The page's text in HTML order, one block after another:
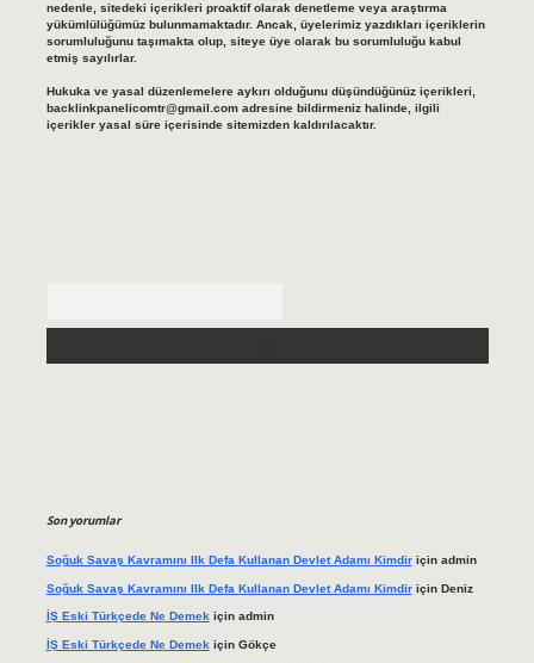
nedenle, sitedeki içerikleri proaktif olarak denetleme veya araştırma
yükümlülüğümüz bulunmamaktadır. Ancak, üyelerimiz yazdıkları içeriklerin
sorumluluğunu taşımakta olup, siteye üye olarak bu sorumluluğu kabul
etmiş sayılırlar.
Hukuka ve yasal düzenlemelere aykırı olduğunu düşündüğünüz içerikleri,
backlinkpanelicomtr@gmail.comadresine bildirmeniz halinde, ilgili
içerikler yasal süre içerisinde sitemizden kaldırılacaktır.
Son yorumlar
Soğuk Savaş Kavramını Ilk Defa Kullanan Devlet Adamı Kimdiriçin admin
Soğuk Savaş Kavramını Ilk Defa Kullanan Devlet Adamı Kimdiriçin Deniz
İŞ Eski Türkçede Ne Demekiçin admin
İŞ Eski Türkçede Ne Demek için Gökçe